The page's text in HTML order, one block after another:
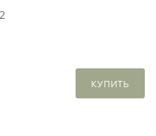
КУПИТЬ